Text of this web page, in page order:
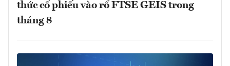
thức cổ phiếu vào rổ FTSE GEIS trong
tháng 8